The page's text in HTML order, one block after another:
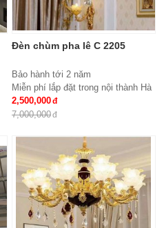
Đèn chùm pha lê C 2205
Bảo hành tới 2 năm
Miễn phí lắp đặt trong nội thành Hà
Nội
Giao hàng toàn quốc
Kích thước: Phi 900*H650, 15 tay
2,500,000
7,000,000